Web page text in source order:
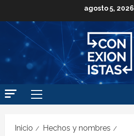
agosto 5, 2026
Inicio
Hechos y nombres